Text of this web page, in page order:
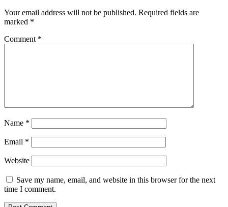
Your email address will not be published. Required fields are
marked *
Comment *
Name *
Email *
Website
Save my name, email, and website in this browser for the next
time I comment.